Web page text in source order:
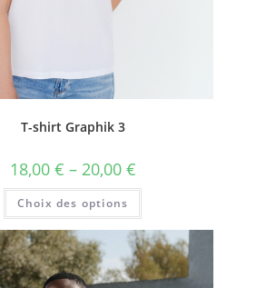
T-shirt Graphik 3
18,00 € – 20,00 €
Choix des options